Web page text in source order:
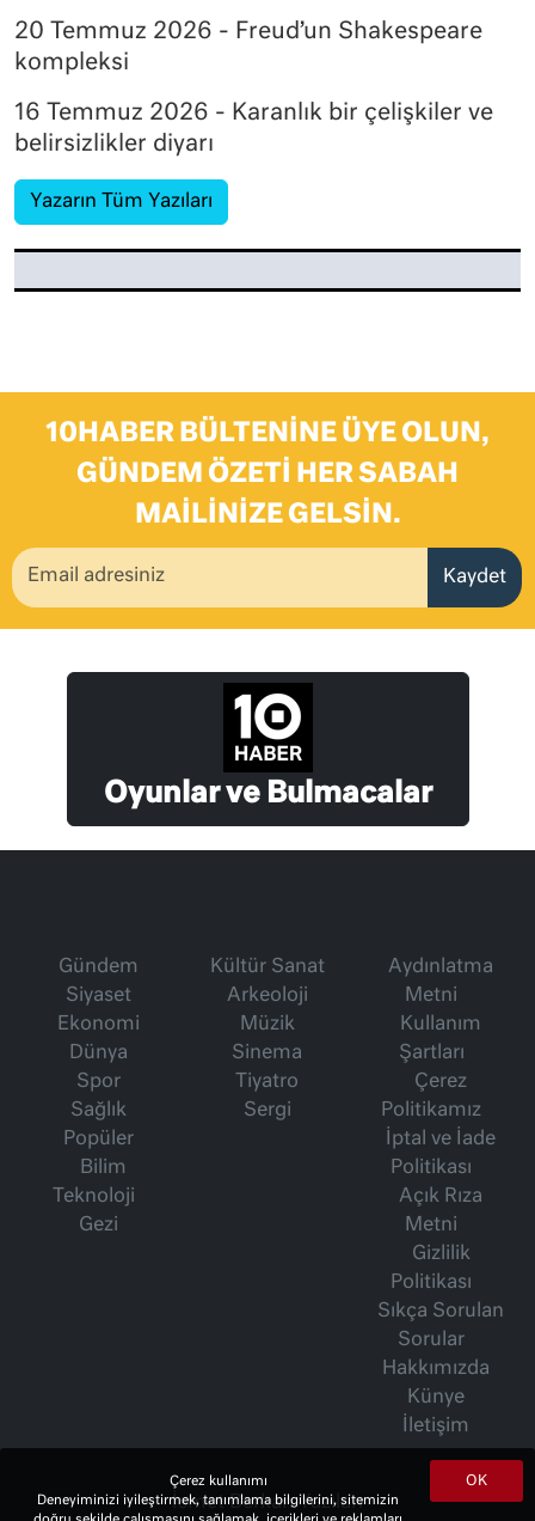
20 Temmuz 2026 - Freud’un Shakespeare
kompleksi
16 Temmuz 2026 - Karanlık bir çelişkiler ve
belirsizlikler diyarı
Yazarın Tüm Yazıları
10HABER BÜLTENINE ÜYE OLUN,
GÜNDEM ÖZETI HER SABAH
MAILINIZE GELSIN.
Kaydet
Oyunlar ve Bulmacalar
Gündem
Siyaset
Ekonomi
Dünya
Spor
Sağlık
Popüler
Bilim
Teknoloji
Gezi
Kültür Sanat
Arkeoloji
Müzik
Sinema
Tiyatro
Sergi
Aydınlatma
Metni
Kullanım
Şartları
Çerez
Politikamız
İptal ve İade
Politikası
Açık Rıza
Metni
Gizlilik
Politikası
Sıkça Sorulan
Sorular
Hakkımızda
Künye
İletişim
İsmet Berkan Yazıları
OK
Çerez kullanımı
Deneyiminizi iyileştirmek, tanımlama bilgilerini, sitemizin